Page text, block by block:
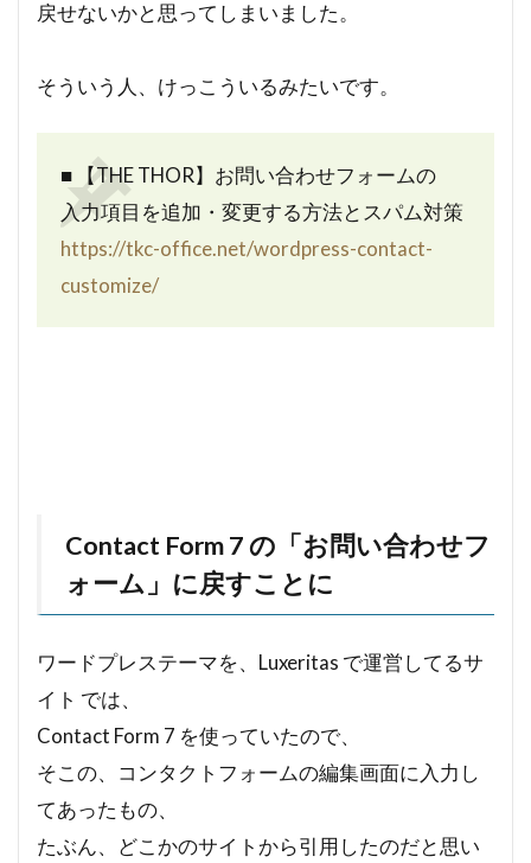
戻せないかと思ってしまいました。
そういう人、けっこういるみたいです。
■ 【THE THOR】お問い合わせフォームの
入力項目を追加・変更する方法とスパム対策
https://tkc-office.net/wordpress-contact-
customize/
Contact Form 7 の「お問い合わせフ
ォーム」に戻すことに
ワードプレステーマを、Luxeritas で運営してるサ
イト では、
Contact Form 7 を使っていたので、
そこの、コンタクトフォームの編集画面に入力し
てあったもの、
たぶん、どこかのサイトから引用したのだと思い